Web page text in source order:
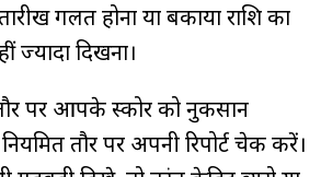
गलत होना या बकाया राशि का
ज्यादा दिखना।
पर आपके स्कोर को नुकसान
तौर पर अपनी रिपोर्ट चेक करें।